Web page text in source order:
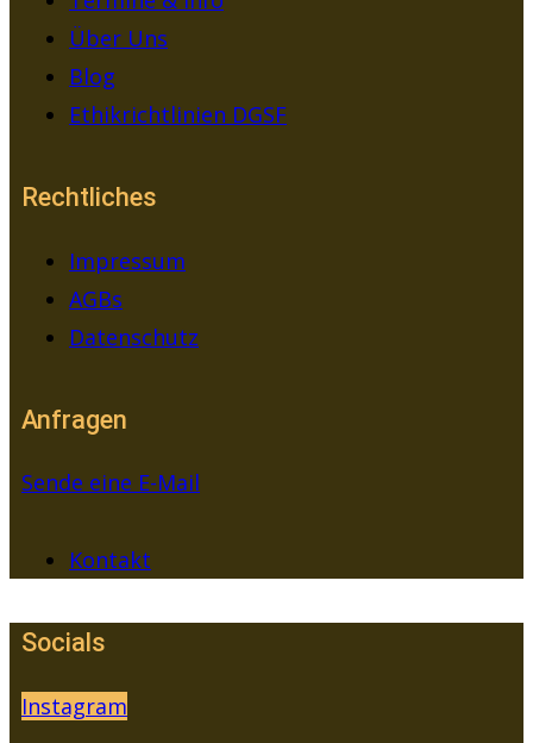
Über Uns
Blog
Ethikrichtlinien DGSF
Rechtliches
Impressum
AGBs
Datenschutz
Anfragen
Sende eine E-Mail
Kontakt
Socials
Instagram